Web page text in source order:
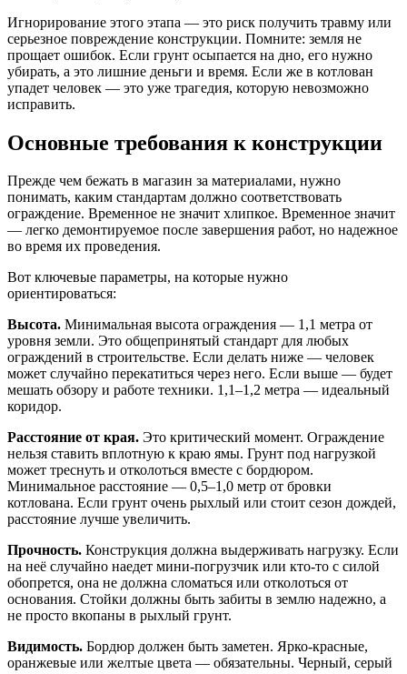
Игнорирование этого этапа — это риск получить травму или
серьезное повреждение конструкции. Помните: земля не
прощает ошибок. Если грунт осыпается на дно, его нужно
убирать, а это лишние деньги и время. Если же в котлован
упадет человек — это уже трагедия, которую невозможно
исправить.
Основные требования к конструкции
Прежде чем бежать в магазин за материалами, нужно
понимать, каким стандартам должно соответствовать
ограждение. Временное не значит хлипкое. Временное значит
— легко демонтируемое после завершения работ, но надежное
во время их проведения.
Вот ключевые параметры, на которые нужно
ориентироваться:
Высота. Минимальная высота ограждения — 1,1 метра от
уровня земли. Это общепринятый стандарт для любых
ограждений в строительстве. Если делать ниже — человек
может случайно перекатиться через него. Если выше — будет
мешать обзору и работе техники. 1,1–1,2 метра — идеальный
коридор.
Расстояние от края. Это критический момент. Ограждение
нельзя ставить вплотную к краю ямы. Грунт под нагрузкой
может треснуть и отколоться вместе с бордюром.
Минимальное расстояние — 0,5–1,0 метр от бровки
котлована. Если грунт очень рыхлый или стоит сезон дождей,
расстояние лучше увеличить.
Прочность. Конструкция должна выдерживать нагрузку. Если
на неё случайно наедет мини-погрузчик или кто-то с силой
обопрется, она не должна сломаться или отколоться от
основания. Стойки должны быть забиты в землю надежно, а
не просто вкопаны в рыхлый грунт.
Видимость. Бордюр должен быть заметен. Ярко-красные,
оранжевые или желтые цвета — обязательны. Черный, серый